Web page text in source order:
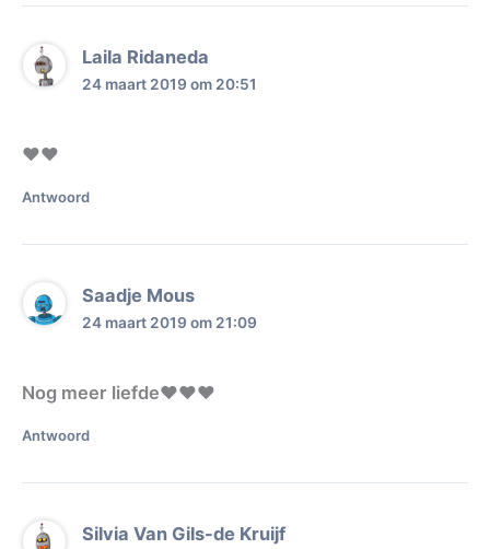
Laila Ridaneda
24 maart 2019 om 20:51
❤❤
Antwoord
Saadje Mous
24 maart 2019 om 21:09
Nog meer liefde❤❤❤
Antwoord
Silvia Van Gils-de Kruijf